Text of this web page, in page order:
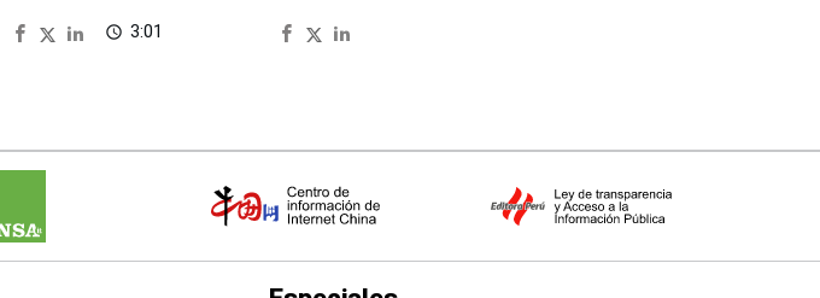
access_time 3:01